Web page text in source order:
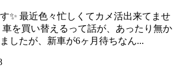
✨ 最近色々忙しくてカメ活出来てませ
を買い替えるって話が、あったり無か
したが、新車が6ヶ月待ちなん...